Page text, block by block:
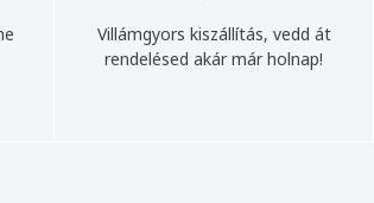
Villámgyors kiszállítás, vedd át
rendelésed akár már holnap!